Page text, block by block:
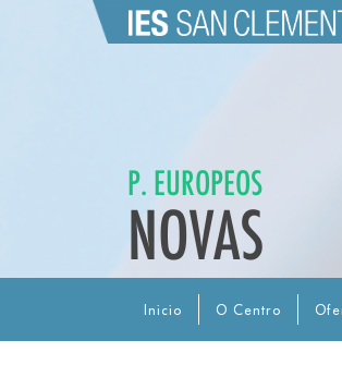
P. EUROPEOS
NOVAS
Inicio O Centro